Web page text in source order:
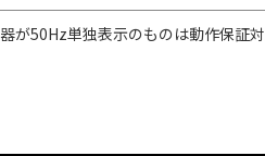
50Hz単独表示のものは動作保証